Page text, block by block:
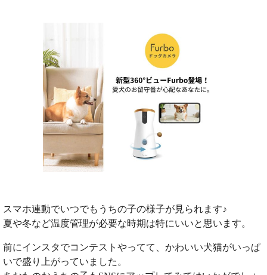
スマホ連動でいつでもうちの子の様子が見られます♪
夏や冬など温度管理が必要な時期は特にいいと思います。
前にインスタでコンテストやってて、かわいい犬猫がいっぱ
いで盛り上がっていました。